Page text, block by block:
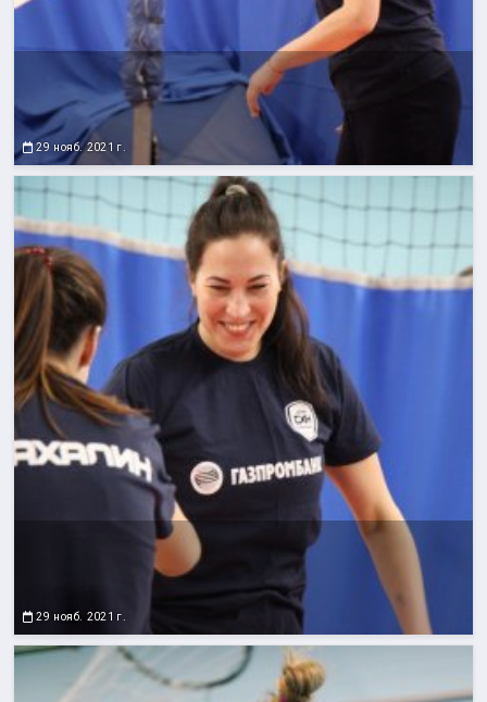
29 нояб. 2021 г.
29 нояб. 2021 г.